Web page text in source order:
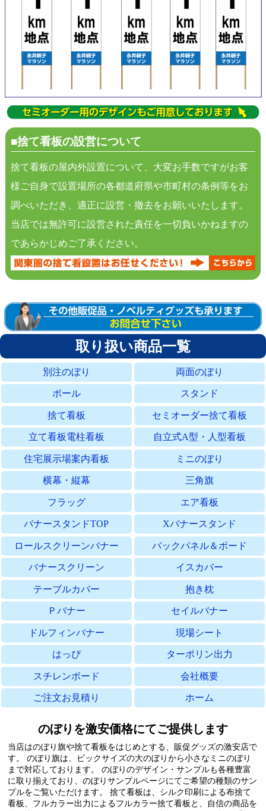
■捨て看板の設営について
捨て看板の屋内外設置について、大変お手数ですがお客
様ご自身で設置場所の各都道府県や市町村の条例等をお
調べいただき、適正に設営・撤去をお願いいたします。
当店では無許可に設営された責任を一切負いかねますの
であらかじめご了承ください。
取り扱い商品一覧
別注のぼり 両面のぼり
ポール スタンド
捨て看板 セミオーダー捨て看板
立て看板電柱看板 自立式A型・人型看板
住宅展示場案内看板 ミニのぼり
横幕・縦幕 三角旗
フラッグ エア看板
バナースタンドTOP Xバナースタンド
ロールスクリーンバナー バックパネル＆ボード
バナースクリーン イスカバー
テーブルカバー 抱き枕
Ｐバナー セイルバナー
ドルフィンバナー 現場シート
はっぴ ターポリン出力
スチレンボード 会社概要
ご注文お見積り ホーム
のぼりを激安価格にてご提供します
当店はのぼり旗や捨て看板をはじめとする、販促グッズの激安店で
す。
のぼり旗は、ビックサイズの大のぼりから小さなミニのぼり
まで対応しております。
のぼりのデザイン・サンプルも各種豊富
に取り揃えており、のぼりサンプルページにてご希望の種類のサン
プルをご覧いただけます。
捨て看板は、シルク印刷による布捨て
看板、フルカラー出力によるフルカラー捨て看板と、自信の商品を